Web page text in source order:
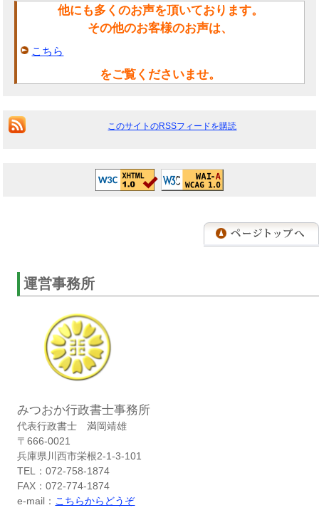
他にも多くのお声を頂いております。
その他のお客様のお声は、
こちら
をご覧くださいませ。
このサイトのRSSフィードを購読
運営事務所
みつおか行政書士事務所
代表行政書士 満岡靖雄
〒666-0021
兵庫県川西市栄根2-1-3-101
TEL：072-758-1874
FAX：072-774-1874
e-mail： こちらからどうぞ